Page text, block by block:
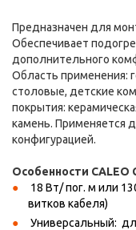
Предназначен для
Обеспечивает
дополнительного
Область применения:
столовые, детские
покрытия:
камень. Применяется
конфигурацией.
Особенности CALEO
18 Вт/ пог. м или
витков кабеля)
Универсальный: